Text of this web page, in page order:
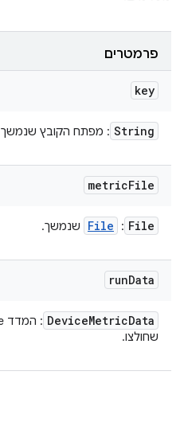
פרמטרים
key
String : מפתח הקובץ שנמשך
metricFile
File
:
File שנמשך.
runData
DeviceMetricData
שחולצו.